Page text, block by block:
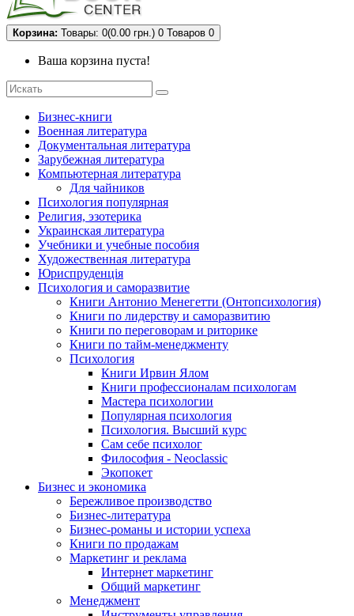
Корзина: Товары: 0(0.00 грн.) 0 Товаров 0
Ваша корзина пуста!
Бизнес-книги
Военная литература
Документальная литература
Зарубежная литература
Компьютерная литература
Для чайников
Психология популярная
Религия, эзотерика
Украинская литература
Учебники и учебные пособия
Художественная литература
Юриспруденція
Психология и саморазвитие
Книги Антонио Менегетти (Онтопсихология)
Книги по лидерству и саморазвитию
Книги по переговорам и риторике
Книги по тайм-менеджменту
Психология
Книги Ирвин Ялом
Книги профессионалам психологам
Мастера психологии
Популярная психология
Психология. Высший курс
Сам себе психолог
Философия - Neoclassic
Экопокет
Бизнес и экономика
Бережливое производство
Бизнес-литература
Бизнес-романы и истории успеха
Книги по продажам
Маркетинг и реклама
Интернет маркетинг
Общий маркетинг
Менеджмент